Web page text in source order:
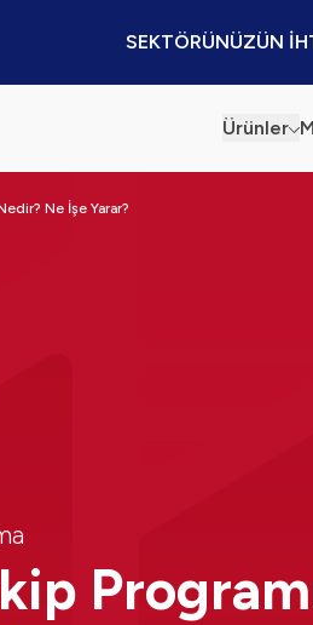
SEKTÖRÜNÜZÜN
Ürünler
Ne İşe Yarar?